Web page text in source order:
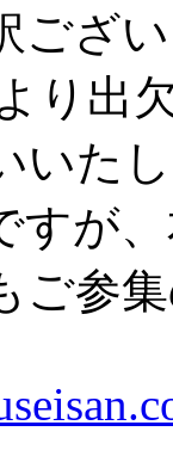
ござ
り出
いた
すが
ご参